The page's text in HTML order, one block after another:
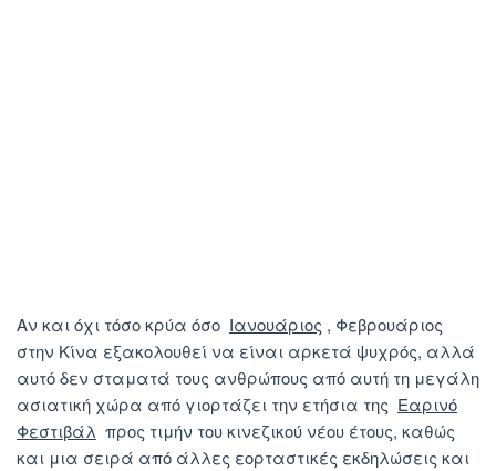
Αν και όχι τόσο κρύα όσο Ιανουάριος , Φεβρουάριος
στην Κίνα εξακολουθεί να είναι αρκετά ψυχρός, αλλά
αυτό δεν σταματά τους ανθρώπους από αυτή τη μεγάλη
ασιατική χώρα από γιορτάζει την ετήσια της Εαρινό
Φεστιβάλ προς τιμήν του κινεζικού νέου έτους, καθώς
και μια σειρά από άλλες εορταστικές εκδηλώσεις και